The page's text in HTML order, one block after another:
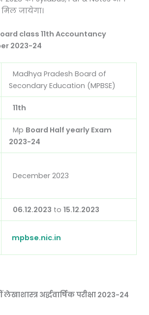
मिल जायेगा।
class 11th Accountancy
2023-24
Madhya Pradesh Board of
Secondary Education (MPBSE)
11th
Mp Board Half yearly Exam
2023-24
December 2023
06.12.2023 to15.12.2023
mpbse.nic.in
लेखाशास्त्र अर्द्धवार्षिक परीक्षा 2023-24